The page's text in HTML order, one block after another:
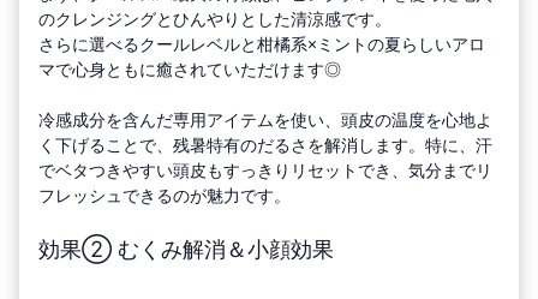
のクレンジングとひんやりとした清涼感です。
さらに選べるクールレベルと柑橘系×ミントの夏らしいアロ
マで心身ともに癒されていただけます◎
冷感成分を含んだ専用アイテムを使い、頭皮の温度を心地よ
く下げることで、残暑特有のだるさを解消します。特に、汗
でベタつきやすい頭皮もすっきりリセットでき、気分までリ
フレッシュできるのが魅力です。
効果② むくみ解消＆小顔効果